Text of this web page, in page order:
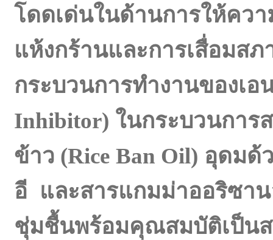
โดดเด่นในด้านการให้คว
แห้งกร้านและการเสื่อ
กระบวนการทำงานขอ
Inhibitor) ในกระบวนการ
ข้าว (Rice Ban Oil) อุดม
อี และสารแกมม่าออริซาน
ชุ่มชื้นพร้อมคุณสมบัติเป็น